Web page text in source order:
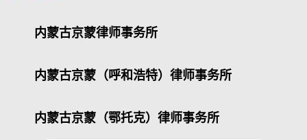
内蒙古京蒙律师事务所
内蒙古京蒙（呼和浩特）律师事务所
内蒙古京蒙（鄂托克）律师事务所